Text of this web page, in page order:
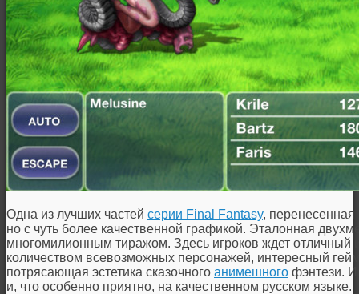
Одна из лучших частей серии Final Fantasy,
но с чуть более качественной графикой. Эталонная
многомилионным тиражом. Здесь игроков ждет
количеством всевозможных персонажей, интересный
потрясающая эстетика сказочного анимешного фэнтези.
и, что особенно приятно, на качественном русском языке.